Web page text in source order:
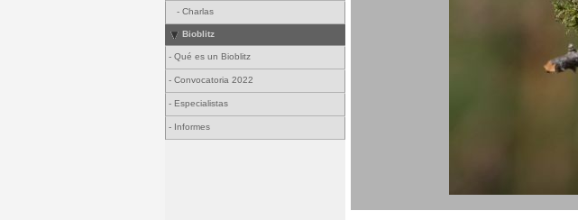
- Charlas
Bioblitz
- Qué es un Bioblitz
- Convocatoria 2022
- Especialistas
- Informes